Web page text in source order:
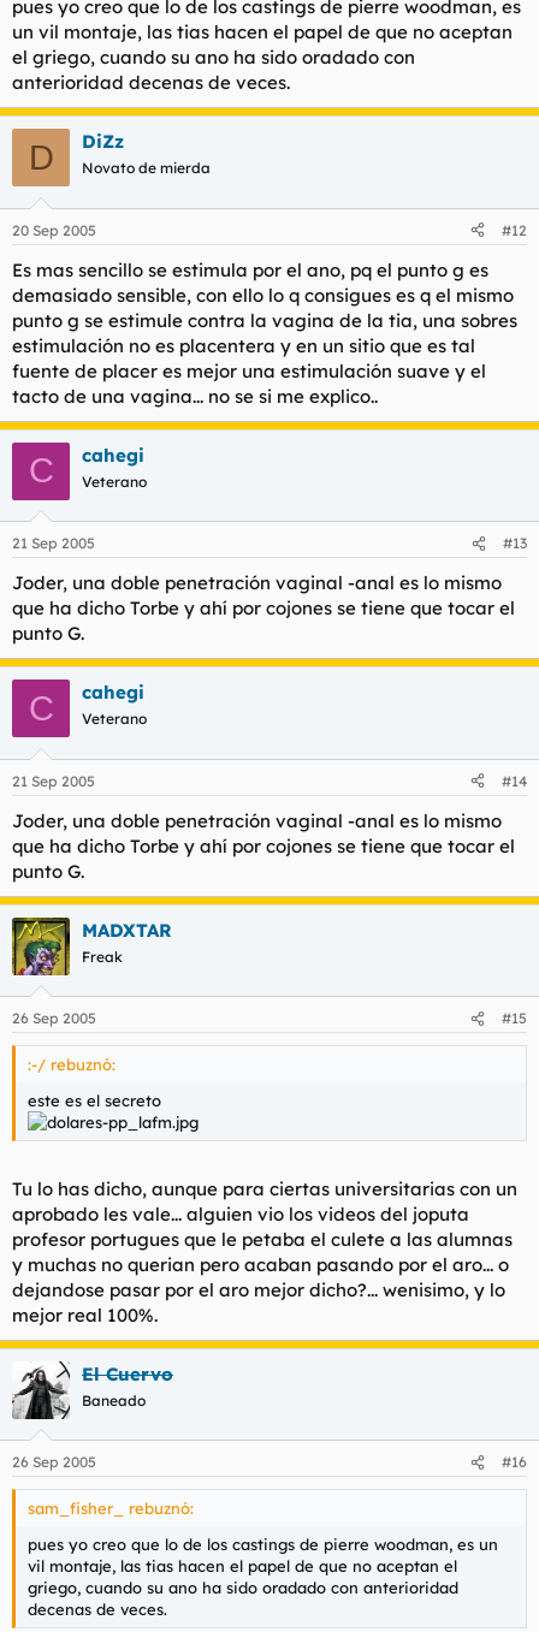
pues yo creo que lo de los castings de pierre woodman, es
un vil montaje, las tias hacen el papel de que no aceptan
el griego, cuando su ano ha sido oradado con
anterioridad decenas de veces.
D DiZz
Novato de mierda
20 Sep 2005 #12
Es mas sencillo se estimula por el ano, pq el punto g es
demasiado sensible, con ello lo q consigues es q el mismo
punto g se estimule contra la vagina de la tia, una sobres
estimulación no es placentera y en un sitio que es tal
fuente de placer es mejor una estimulación suave y el
tacto de una vagina... no se si me explico..
C cahegi
Veterano
21 Sep 2005 #13
Joder, una doble penetración vaginal -anal es lo mismo
que ha dicho Torbe y ahí por cojones se tiene que tocar el
punto G.
C cahegi
Veterano
21 Sep 2005 #14
Joder, una doble penetración vaginal -anal es lo mismo
que ha dicho Torbe y ahí por cojones se tiene que tocar el
punto G.
MADXTAR
Freak
26 Sep 2005 #15
:-/ rebuznó:
este es el secreto
Tu lo has dicho, aunque para ciertas universitarias con un
aprobado les vale... alguien vio los videos del joputa
profesor portugues que le petaba el culete a las alumnas
y muchas no querian pero acaban pasando por el aro... o
dejandose pasar por el aro mejor dicho?... wenisimo, y lo
mejor real 100%.
El Cuervo
Baneado
26 Sep 2005 #16
sam_fisher_ rebuznó:
pues yo creo que lo de los castings de pierre woodman, es un
vil montaje, las tias hacen el papel de que no aceptan el
griego, cuando su ano ha sido oradado con anterioridad
decenas de veces.